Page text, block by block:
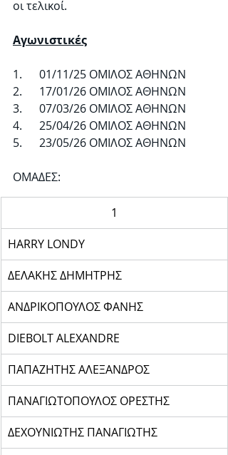
οι τελικοί.
Αγωνιστικές
1.      01/11/25 ΟΜΙΛΟΣ ΑΘΗΝΩΝ
2.      17/01/26 ΟΜΙΛΟΣ ΑΘΗΝΩΝ
3.      07/03/26 ΟΜΙΛΟΣ ΑΘΗΝΩΝ
4.      25/04/26 ΟΜΙΛΟΣ ΑΘΗΝΩΝ
5.      23/05/26 ΟΜΙΛΟΣ ΑΘΗΝΩΝ
ΟΜΑΔΕΣ:
1
HARRY LONDY
ΔΕΛΑΚΗΣ ΔΗΜΗΤΡΗΣ
ΑΝΔΡΙΚΟΠΟΥΛΟΣ ΦΑΝΗΣ
DIEBOLT ALEXANDRE
ΠΑΠΑΖΗΤΗΣ ΑΛΕΞΑΝΔΡΟΣ
ΠΑΝΑΓΙΩΤΟΠΟΥΛΟΣ ΟΡΕΣΤΗΣ
ΔΕΧΟΥΝΙΩΤΗΣ ΠΑΝΑΓΙΩΤΗΣ